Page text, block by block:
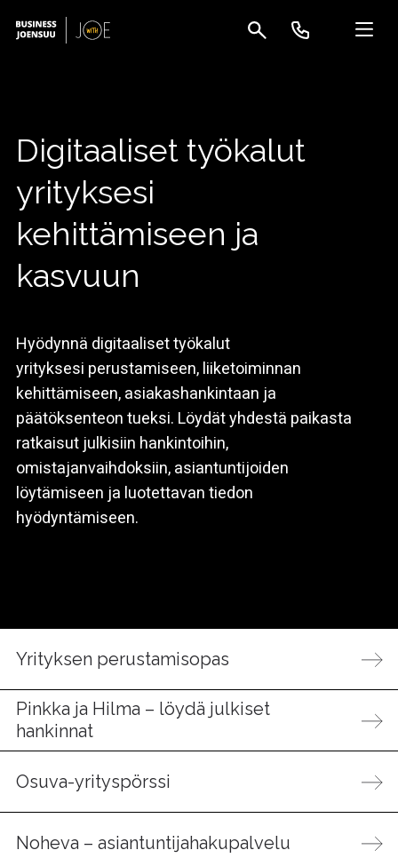
Digitaaliset työkalut
yrityksesi
kehittämiseen ja
kasvuun
Hyödynnä digitaaliset työkalut
yrityksesi perustamiseen, liiketoiminnan
kehittämiseen, asiakashankintaan ja
päätöksenteon tueksi. Löydät yhdestä paikasta
ratkaisut julkisiin hankintoihin,
omistajanvaihdoksiin, asiantuntijoiden
löytämiseen ja luotettavan tiedon
hyödyntämiseen.
Yrityksen perustamisopas
Pinkka ja Hilma – löydä julkiset
hankinnat
Osuva-yrityspörssi
Noheva – asiantuntijahakupalvelu